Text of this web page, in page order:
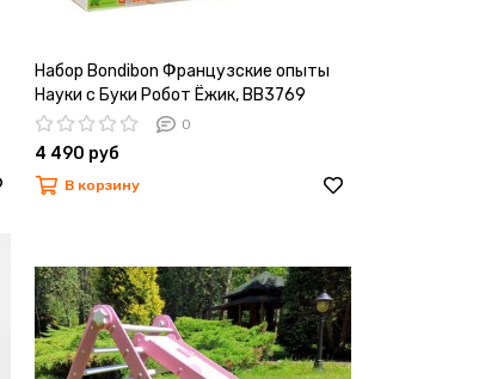
Набор Bondibon Французские опыты
Науки с Буки Робот Ёжик, ВВ3769
0
4 490 руб
В корзину